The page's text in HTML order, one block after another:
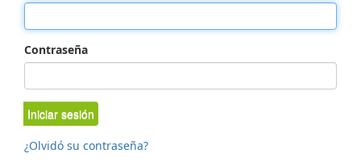
Contraseña
Iniciar sesión
¿Olvidó su contraseña?